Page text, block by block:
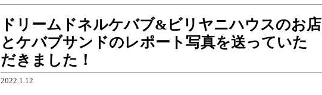
ドリームドネルケバブ&ビリヤニハウスのお店
とケバブサンドのレポート写真を送っていた
だきました！
2022.1.12